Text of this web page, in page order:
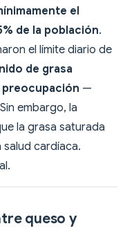
el
de la población.
el límite diario de
de grasa
preocupación —
embargo, la
la grasa saturada
cardíaca.
queso y